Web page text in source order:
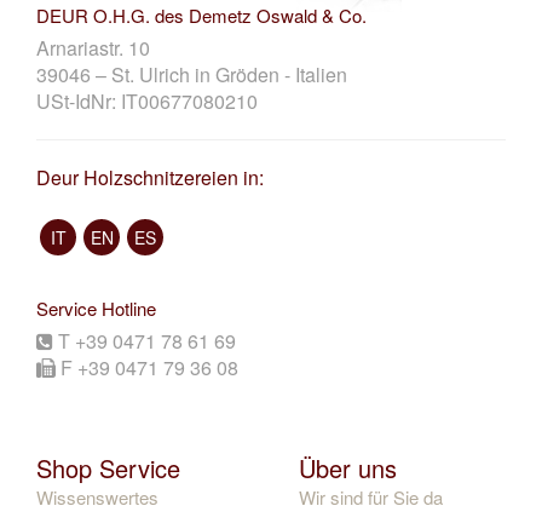
DEUR O.H.G. des Demetz Oswald & Co.
Arnariastr. 10
39046 – St. Ulrich in Gröden - Italien
USt-IdNr: IT00677080210
Deur Holzschnitzereien in:
IT EN ES
Service Hotline
T +39 0471 78 61 69
F +39 0471 79 36 08
Shop Service
Wissenswertes
Über uns
Wir sind für Sie da